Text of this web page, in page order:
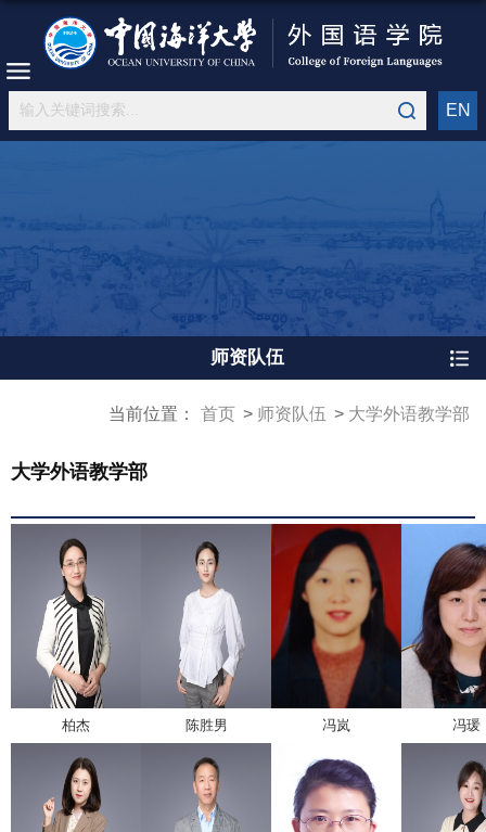
EN
师资队伍
当前位置： 首页 师资队伍 大学外语教学部
大学外语教学部
柏杰 陈胜男 冯岚 冯瑗